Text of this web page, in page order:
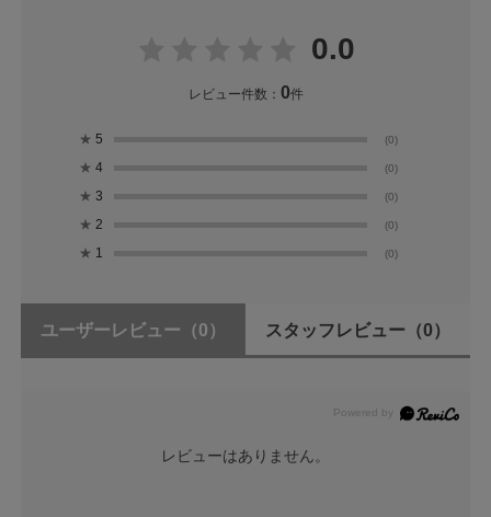
0.0
レビュー件数： 0件
★ 5 (0)
★ 4 (0)
★ 3 (0)
★ 2 (0)
★ 1 (0)
ユーザーレビュー （0） スタッフレビュー （0）
レビューはありません。